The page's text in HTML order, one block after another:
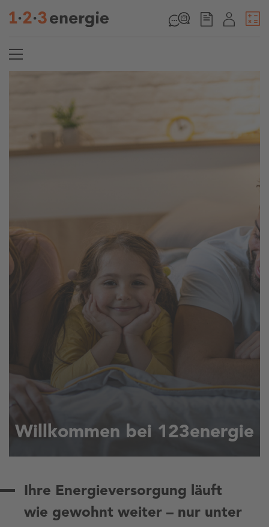
Willkommen bei 123energie
Ihre Energieversorgung läuft
wie gewohnt weiter – nur unter